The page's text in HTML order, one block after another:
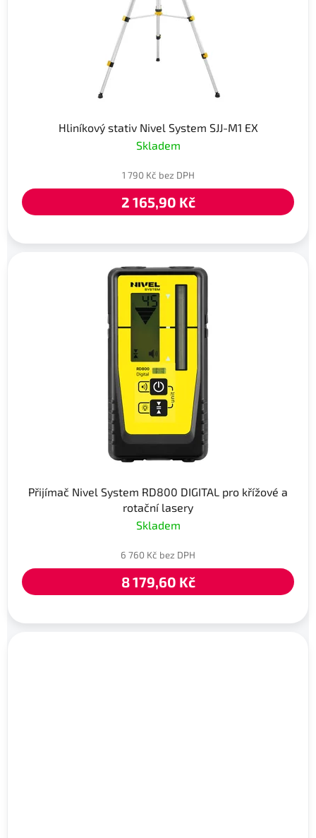
Hliníkový stativ Nivel System SJJ-M1 EX
Skladem
1 790 Kč bez DPH
2 165,90 Kč
Přijímač Nivel System RD800 DIGITAL pro křížové a
rotační lasery
Skladem
6 760 Kč bez DPH
8 179,60 Kč